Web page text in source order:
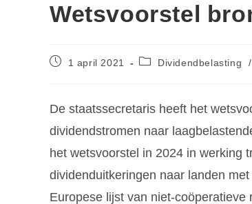
Wetsvoorstel
1 april 2021 Dividendbelasting /
De staatssecretaris heeft het
dividendstromen naar
het wetsvoorstel in 2024 in werking
dividenduitkeringen naar landen
Europese lijst van niet-